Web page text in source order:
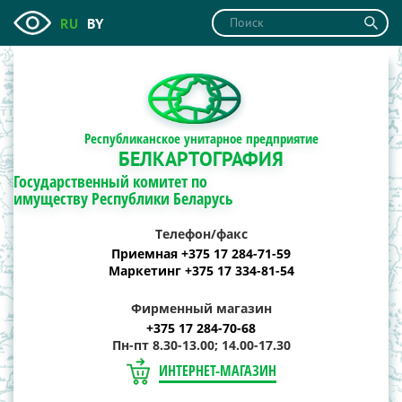
RU BY
Республиканское унитарное предприятие
БЕЛКАРТОГРАФИЯ
Государственный комитет по
имуществу Республики Беларусь
Телефон/факс
Приемная +375 17 284-71-59
Маркетинг +375 17 334-81-54
Фирменный магазин
+375 17 284-70-68
Пн-пт 8.30-13.00; 14.00-17.30
ИНТЕРНЕТ-МАГАЗИН